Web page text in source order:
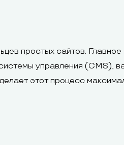
простых сайтов.
управления (CMS),
этот процесс